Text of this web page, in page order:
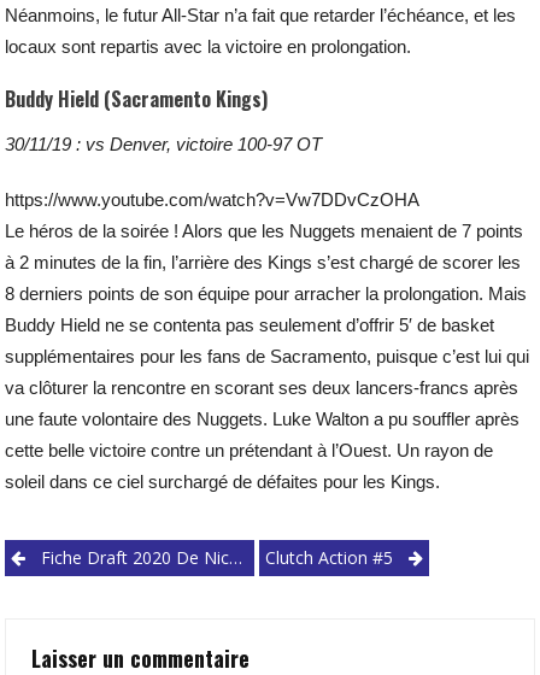
Néanmoins, le futur All-Star n’a fait que retarder l’échéance, et les
locaux sont repartis avec la victoire en prolongation.
Buddy Hield (Sacramento Kings)
30/11/19 : vs Denver, victoire 100-97 OT
https://www.youtube.com/watch?v=Vw7DDvCzOHA
Le héros de la soirée ! Alors que les Nuggets menaient de 7 points
à 2 minutes de la fin, l’arrière des Kings s’est chargé de scorer les
8 derniers points de son équipe pour arracher la prolongation. Mais
Buddy Hield ne se contenta pas seulement d’offrir 5′ de basket
supplémentaires pour les fans de Sacramento, puisque c’est lui qui
va clôturer la rencontre en scorant ses deux lancers-francs après
une faute volontaire des Nuggets. Luke Walton a pu souffler après
cette belle victoire contre un prétendant à l’Ouest. Un rayon de
soleil dans ce ciel surchargé de défaites pour les Kings.
PostFiche Draft 2020 De Nico Mannion : Le Mamba Rouge De L’Arizona Clutch Action #5
Laisser un commentaire